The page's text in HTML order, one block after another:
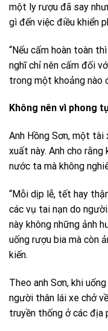
một ly rượu đã say
gì đến việc điều khiển
“Nếu cấm hoàn toàn
nghĩ chỉ nên cấm đối
trong một khoảng nào
Không nên vì phong
Anh Hồng Sơn, một tài
xuất này. Anh cho
nước ta mà không
“Mỗi dịp lễ, tết hay
các vụ tai nạn do
này không những ảnh
uống rượu bia mà còn
kiến.
Theo anh Sơn, khi
người thân lái xe chở
truyền thống ở các địa